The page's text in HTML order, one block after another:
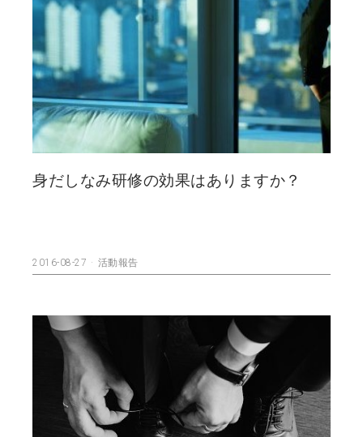
身だしなみ研修の効果はありますか？
2016-08-27 活動報告